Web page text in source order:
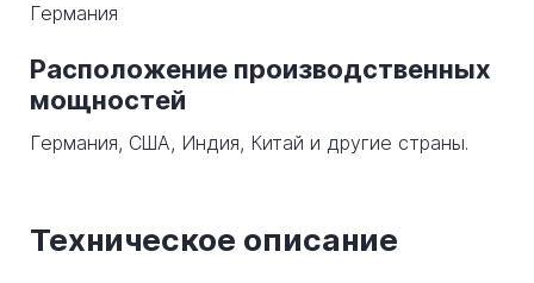
Германия
Расположение производственных
мощностей
Германия, США, Индия, Китай и другие страны.
Техническое описание